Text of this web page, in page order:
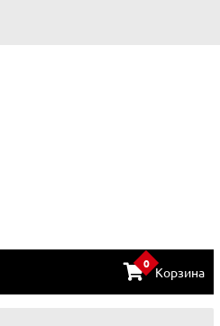
0
Корзина